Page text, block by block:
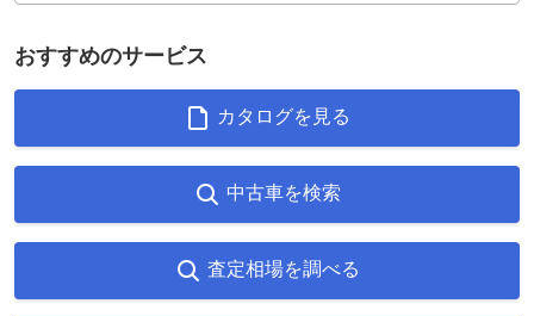
おすすめのサービス
カタログを見る
中古車を検索
査定相場を調べる